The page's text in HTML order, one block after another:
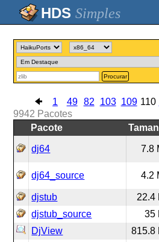
Simples
Procurar
1 49 82 103 109 110
9942 Pacotes
Pacote
dj64 7.8
dj64_source 4.2
djstub
22.4
djstub_source
35
DjView
815.8